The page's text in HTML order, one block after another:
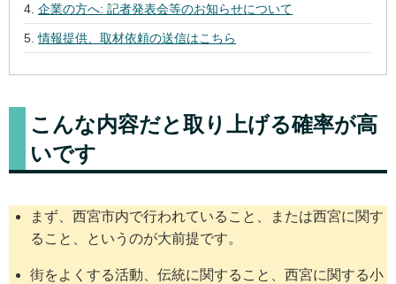
企業の方へ: 記者発表会等のお知らせについて
情報提供、取材依頼の送信はこちら
こんな内容だと取り上げる確率が高
いです
まず、西宮市内で行われていること、または西宮に関す
ること、というのが大前提です。
街をよくする活動、伝統に関すること、西宮に関する小